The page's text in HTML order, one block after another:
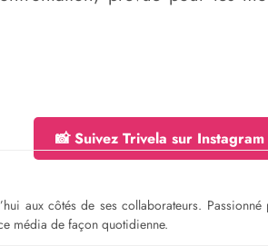
📸 Suivez Trivela sur Instagram
aux côtés de ses collaborateurs.
média de façon quotidienne.